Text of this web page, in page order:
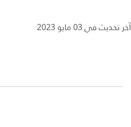
آخر تحديث في 03 مايو 2023